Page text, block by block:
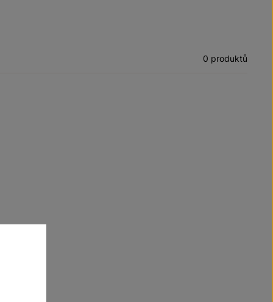
0 produktů